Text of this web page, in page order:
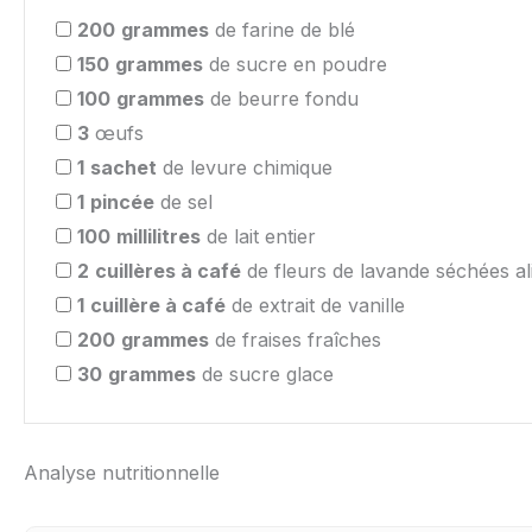
200 grammes de farine de blé
150 grammes de sucre en poudre
100 grammes de beurre fondu
3 œufs
1 sachet de levure chimique
1 pincée de sel
100 millilitres de lait entier
2 cuillères à café de fleurs de lavande séchées
1 cuillère à café de extrait de vanille
200 grammes de fraises fraîches
30 grammes de sucre glace
Analyse nutritionnelle